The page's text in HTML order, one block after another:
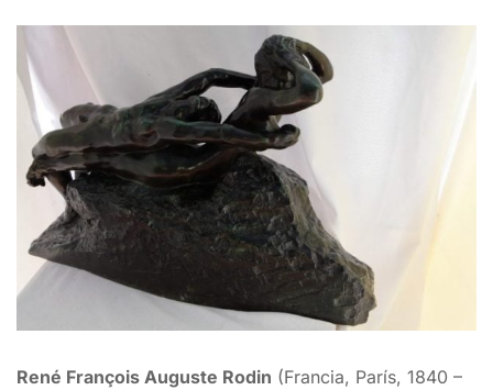
René François Auguste Rodin (Francia, París, 1840 –